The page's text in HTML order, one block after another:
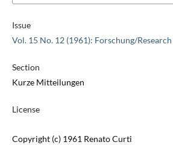
Issue
Vol. 15 No. 12 (1961): Forschung/Research
Section
Kurze Mitteilungen
License
Copyright (c) 1961 Renato Curti